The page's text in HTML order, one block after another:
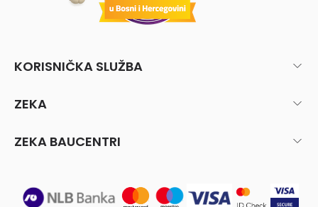
KORISNIČKA SLUŽBA
ZEKA
ZEKA BAUCENTRI